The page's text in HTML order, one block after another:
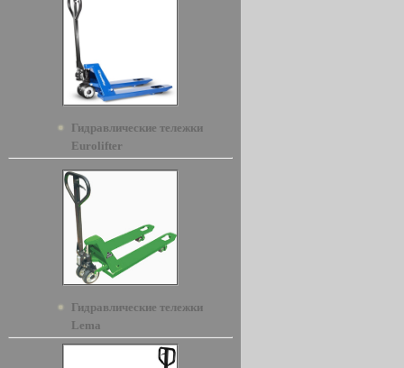
Гидравлические тележки
Eurolifter
Гидравлические тележки
Lema